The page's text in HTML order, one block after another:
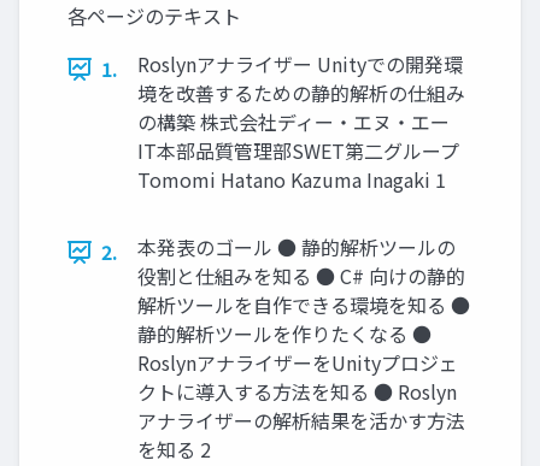
各ページのテキスト
1.
Roslynアナライザー Unityでの開発環
境を改善するための静的解析の仕組み
の構築 株式会社ディー・エヌ・エー
IT本部品質管理部SWET第二グループ
Tomomi Hatano Kazuma Inagaki 1
2.
本発表のゴール ● 静的解析ツールの
役割と仕組みを知る ● C# 向けの静的
解析ツールを自作できる環境を知る ●
静的解析ツールを作りたくなる ●
RoslynアナライザーをUnityプロジェ
クトに導入する方法を知る ● Roslyn
アナライザーの解析結果を活かす方法
を知る 2